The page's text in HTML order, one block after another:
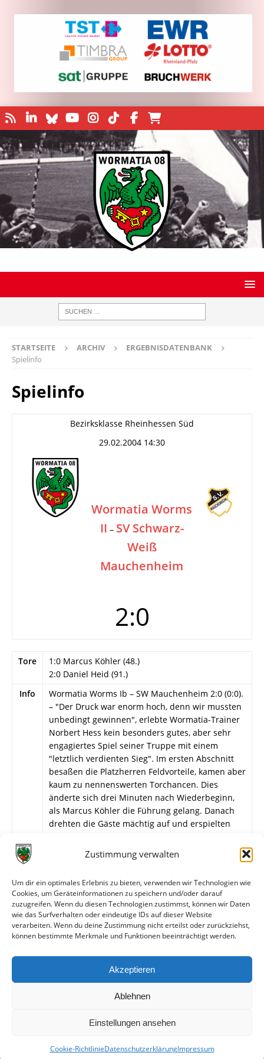
Zustimmung verwalten
Um dir ein optimales Erlebnis zu bieten, verwenden wir Technologien wie
Cookies, um Geräteinformationen zu speichern und/oder darauf
zuzugreifen. Wenn du diesen Technologien zustimmst, können wir Daten
wie das Surfverhalten oder eindeutige IDs auf dieser Website
verarbeiten. Wenn du deine Zustimmung nicht erteilst oder zurückziehst,
können bestimmte Merkmale und Funktionen beeinträchtigt werden.
Akzeptieren
Ablehnen
Einstellungen ansehen
Cookie-RichtlinieDatenschutzerklärungImpressum
STARTSEITE ARCHIV
ERGEBNISDATENBANK
Spielinfo
Spielinfo
Bezirksklasse Rheinhessen Süd
29.02.2004 14:30
Wormatia Worms
II – SV Schwarz-
Weiß
Mauchenheim
2:0
Tore
1:0 Marcus Köhler (48.)
2:0 Daniel Heid (91.)
Info
Wormatia Worms Ib – SW Mauchenheim 2:0 (0:0).
– "Der Druck war enorm hoch, denn wir mussten
unbedingt gewinnen", erlebte Wormatia-Trainer
Norbert Hess kein besonders gutes, aber sehr
engagiertes Spiel seiner Truppe mit einem
"letztlich verdienten Sieg". Im ersten Abschnitt
besaßen die Platzherren Feldvorteile, kamen aber
kaum zu nennenswerten Torchancen. Dies
änderte sich drei Minuten nach Wiederbeginn,
als Marcus Köhler die Führung gelang. Danach
drehten die Gäste mächtig auf und erspielten
jedoch den überragenden Sven Jenner im
Wormatia-Tor nicht überwinden. Zudem stand
Glück des Tüchtigen zur Seite. In der
Nachspielzeit gelang dann Daniel Heid nach
einem Konter noch das 2:0.
Alle bisherigen Partien der beiden Mannschaften
anzeigen
© VfR Wormatia Worms